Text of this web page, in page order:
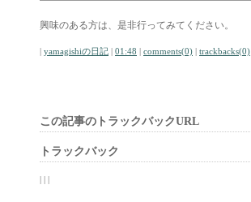
興味のある方は、是非行ってみてください。
| yamagishiの日記 | 01:48 | comments(0) | trackbacks(0)
この記事のトラックバックURL
トラックバック
| | |